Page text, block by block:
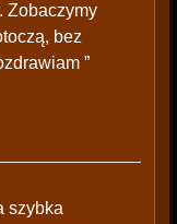
Zobaczymy
bez
”
szybka